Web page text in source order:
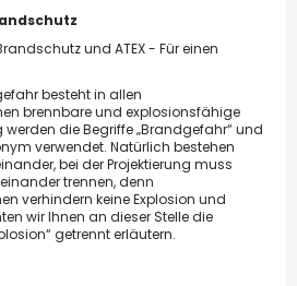
und ATEX - Für einen
besteht in allen
brennbare und explosionsfähige
die Begriffe „Brandgefahr“ und
verwendet. Natürlich bestehen
bei der Projektierung muss
trennen, denn
verhindern keine Explosion und
wir Ihnen an dieser Stelle die
getrennt erläutern.